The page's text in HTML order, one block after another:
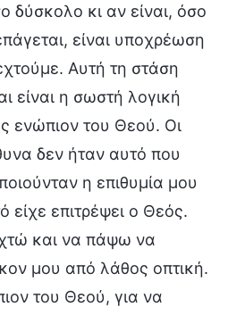
δύσκολο κι αν είναι, όσο
είναι υποχρέωση
Αυτή τη στάση
είναι η σωστή λογική
ενώπιον του Θεού. Οι
δεν ήταν αυτό που
η επιθυμία μου
είχε επιτρέψει ο Θεός.
και να πάψω να
μου από λάθος οπτική.
του Θεού, για να